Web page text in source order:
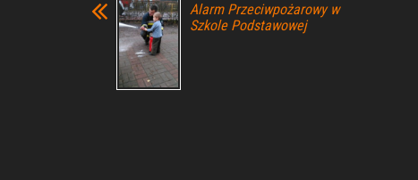
Alarm Przeciwpożarowy w
Szkole Podstawowej